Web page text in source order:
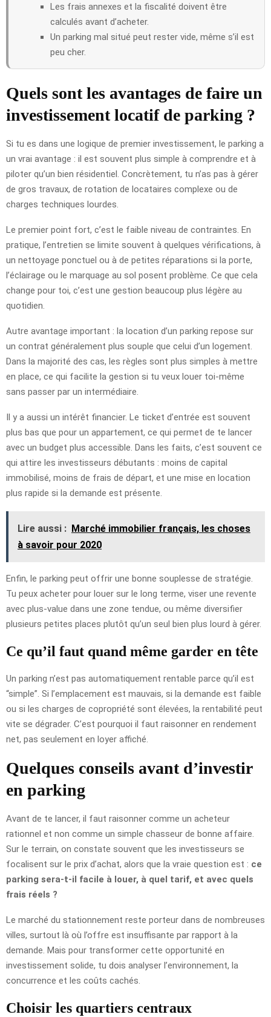
Les frais annexes et la fiscalité doivent être
calculés avant d’acheter.
Un parking mal situé peut rester vide, même s’il est
peu cher.
Quels sont les avantages de faire un
investissement locatif de parking ?
Si tu es dans une logique de premier investissement, le parking a
un vrai avantage : il est souvent plus simple à comprendre et à
piloter qu’un bien résidentiel. Concrètement, tu n’as pas à gérer
de gros travaux, de rotation de locataires complexe ou de
charges techniques lourdes.
Le premier point fort, c’est le faible niveau de contraintes. En
pratique, l’entretien se limite souvent à quelques vérifications, à
un nettoyage ponctuel ou à de petites réparations si la porte,
l’éclairage ou le marquage au sol posent problème. Ce que cela
change pour toi, c’est une gestion beaucoup plus légère au
quotidien.
Autre avantage important : la location d’un parking repose sur
un contrat généralement plus souple que celui d’un logement.
Dans la majorité des cas, les règles sont plus simples à mettre
en place, ce qui facilite la gestion si tu veux louer toi-même
sans passer par un intermédiaire.
Il y a aussi un intérêt financier. Le ticket d’entrée est souvent
plus bas que pour un appartement, ce qui permet de te lancer
avec un budget plus accessible. Dans les faits, c’est souvent ce
qui attire les investisseurs débutants : moins de capital
immobilisé, moins de frais de départ, et une mise en location
plus rapide si la demande est présente.
Lire aussi : Marché immobilier français, les choses
à savoir pour 2020
Enfin, le parking peut offrir une bonne souplesse de stratégie.
Tu peux acheter pour louer sur le long terme, viser une revente
avec plus-value dans une zone tendue, ou même diversifier
plusieurs petites places plutôt qu’un seul bien plus lourd à gérer.
Ce qu’il faut quand même garder en tête
Un parking n’est pas automatiquement rentable parce qu’il est
“simple”. Si l’emplacement est mauvais, si la demande est faible
ou si les charges de copropriété sont élevées, la rentabilité peut
vite se dégrader. C’est pourquoi il faut raisonner en rendement
net, pas seulement en loyer affiché.
Quelques conseils avant d’investir
en parking
Avant de te lancer, il faut raisonner comme un acheteur
rationnel et non comme un simple chasseur de bonne affaire.
Sur le terrain, on constate souvent que les investisseurs se
focalisent sur le prix d’achat, alors que la vraie question est : ce
parking sera-t-il facile à louer, à quel tarif, et avec quels
frais réels ?
Le marché du stationnement reste porteur dans de nombreuses
villes, surtout là où l’offre est insuffisante par rapport à la
demande. Mais pour transformer cette opportunité en
investissement solide, tu dois analyser l’environnement, la
concurrence et les coûts cachés.
Choisir les quartiers centraux